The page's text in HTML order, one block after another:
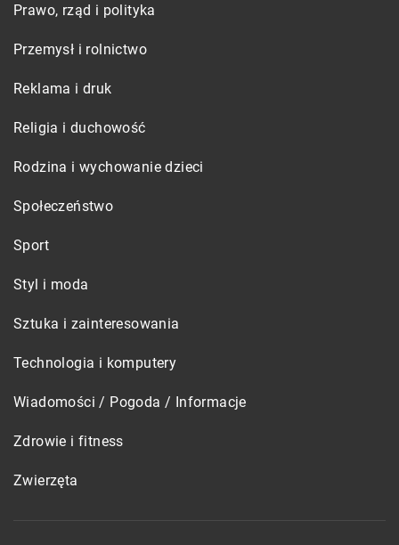
Prawo, rząd i polityka
Przemysł i rolnictwo
Reklama i druk
Religia i duchowość
Rodzina i wychowanie dzieci
Społeczeństwo
Sport
Styl i moda
Sztuka i zainteresowania
Technologia i komputery
Wiadomości / Pogoda / Informacje
Zdrowie i fitness
Zwierzęta